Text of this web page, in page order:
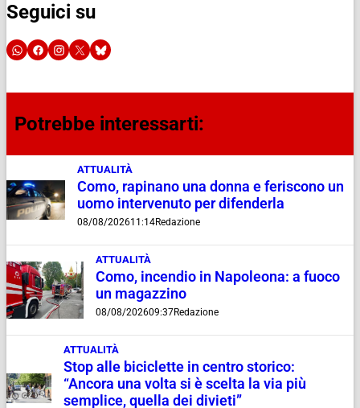
Seguici su
Potrebbe interessarti:
ATTUALITÀ
Como, rapinano una donna e feriscono un
uomo intervenuto per difenderla
08/08/202611:14Redazione
ATTUALITÀ
Como, incendio in Napoleona: a fuoco
un magazzino
08/08/202609:37Redazione
ATTUALITÀ
Stop alle biciclette in centro storico:
“Ancora una volta si è scelta la via più
semplice, quella dei divieti”